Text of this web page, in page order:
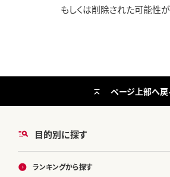
もしくは削除された可能性が
目的別に探す
ランキングから探す
ページ上部へ戻